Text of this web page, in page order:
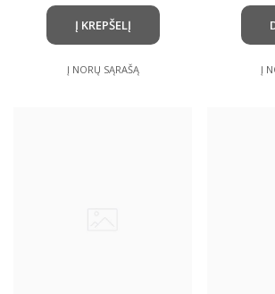
lagaminu + DEUS 2
metalo detektorius
Į KREPŠELĮ
Į NORŲ SĄRAŠĄ Į